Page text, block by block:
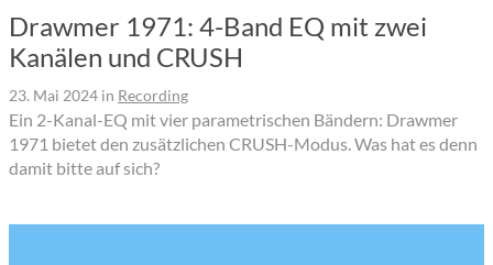
Drawmer 1971: 4-Band EQ mit zwei
Kanälen und CRUSH
23. Mai 2024 in Recording
Ein 2-Kanal-EQ mit vier parametrischen Bändern: Drawmer
1971 bietet den zusätzlichen CRUSH-Modus. Was hat es denn
damit bitte auf sich?